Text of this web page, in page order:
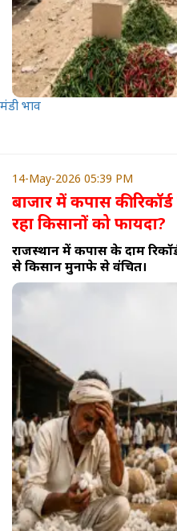
मंडी भाव
14-May-2026 05:39 PM
बाजार में कपास की
रहा किसानों को फायदा?
राजस्थान में कपास के दाम
से किसान मुनाफे से वंचित।